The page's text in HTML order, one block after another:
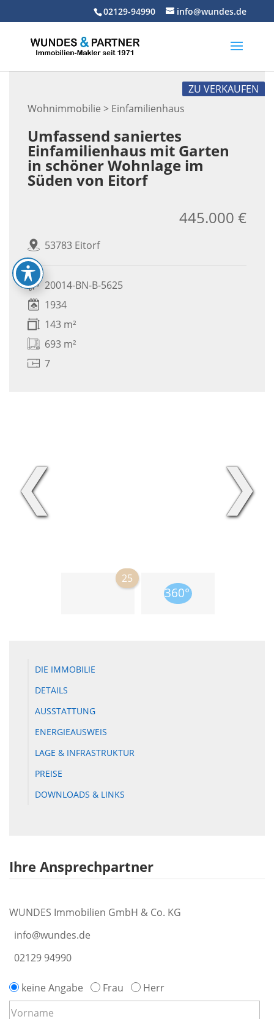
02129-94990 info@wundes.de
Wohnimmobilie > Einfamilienhaus
ZU VERKAUFEN
Umfassend saniertes
Einfamilienhaus mit Garten
in schöner Wohnlage im
Süden von Eitorf
53783 Eitorf
445.000 €
20014-BN-B-5625
1934
143 m²
693 m²
7
❮ ❯
25
DIE IMMOBILIE
DETAILS
AUSSTATTUNG
ENERGIEAUSWEIS
LAGE & INFRASTRUKTUR
PREISE
DOWNLOADS & LINKS
Ihre Ansprechpartner
WUNDES Immobilien GmbH & Co. KG
info@wundes.de
02129 94990
keine Angabe Frau Herr